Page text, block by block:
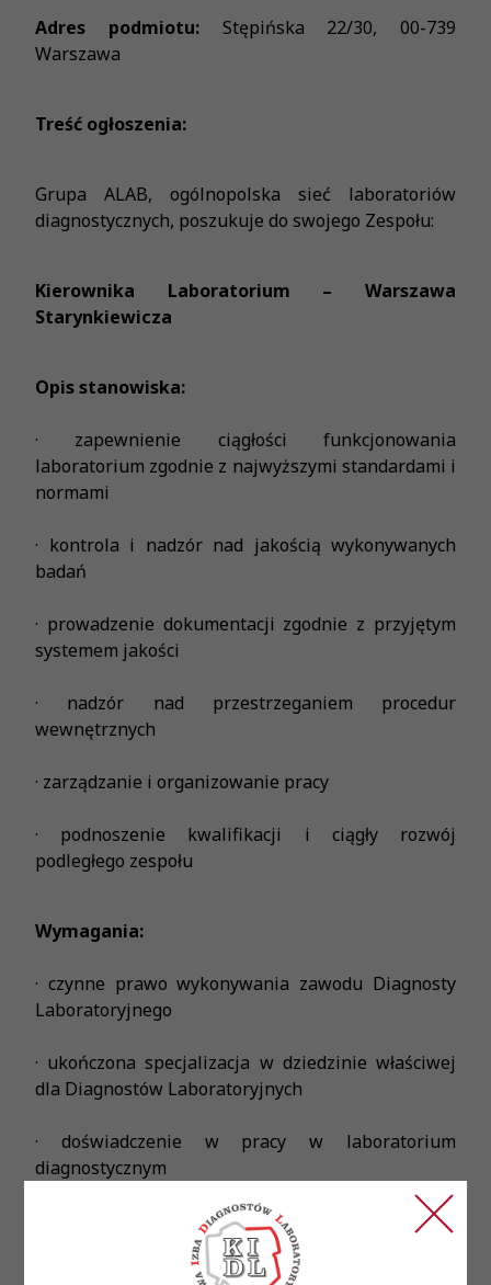
Adres podmiotu:Stępińska 22/30, 00-739
Warszawa
Treść ogłoszenia:
Grupa ALAB, ogólnopolska sieć laboratoriów
diagnostycznych, poszukuje do swojego Zespołu:
Kierownika Laboratorium – Warszawa
Starynkiewicza
Opis stanowiska:
· zapewnienie ciągłości funkcjonowania
laboratorium zgodnie z najwyższymi standardami i
normami
· kontrola i nadzór nad jakością wykonywanych
badań
· prowadzenie dokumentacji zgodnie z przyjętym
systemem jakości
· nadzór nad przestrzeganiem procedur
wewnętrznych
· zarządzanie i organizowanie pracy
· podnoszenie kwalifikacji i ciągły rozwój
podległego zespołu
Wymagania:
· czynne prawo wykonywania zawodu Diagnosty
Laboratoryjnego
· ukończona specjalizacja w dziedzinie właściwej
dla Diagnostów Laboratoryjnych
· doświadczenie w pracy w laboratorium
diagnostycznym
· umiejętności zarządzania zespołem
· rozwinięte zdolności komunikacyjne (przy